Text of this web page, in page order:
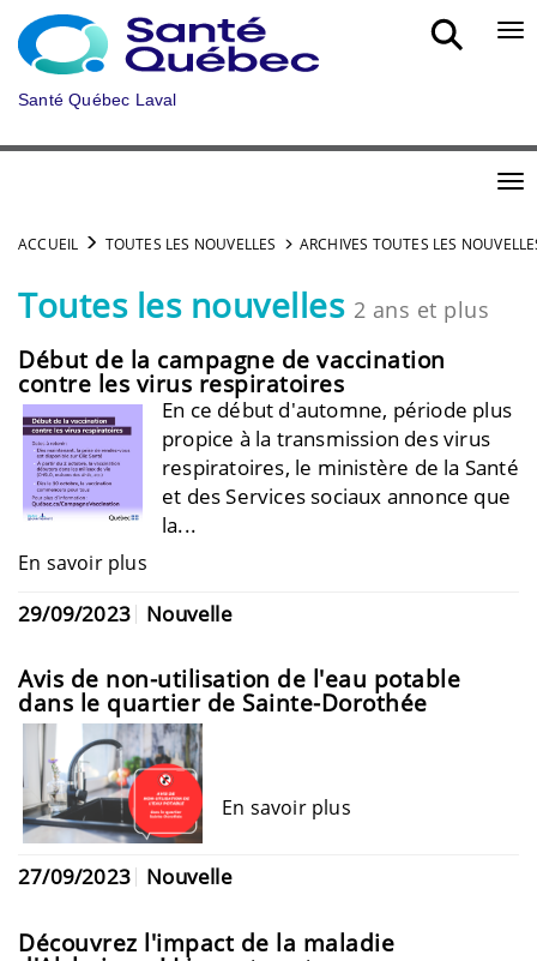
Aller au menu principal
Santé Québec Laval
ACCUEIL TOUTES LES NOUVELLES ARCHIVES TOUTES LES
Toutes les nouvelles 2 ans et plus
Début de la campagne de vaccination
contre les virus respiratoires
En ce début d'automne, période plus
propice à la transmission des virus
respiratoires, le ministère de la Santé
et des Services sociaux annonce que
la...
En savoir plus
29/09/2023 Nouvelle
Avis de non-utilisation de l'eau potable
dans le quartier de Sainte-Dorothée
En savoir plus
27/09/2023 Nouvelle
Découvrez l'impact de la maladie